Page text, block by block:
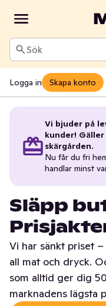
Sök
Logga in Skapa konto
Vi bjuder på
kunder!
skärgården.
Nu får du fri
handlar minst
Släpp
Vi har sänkt priset
all mat och dryck.
som alltid ger dig
marknadens lägsta